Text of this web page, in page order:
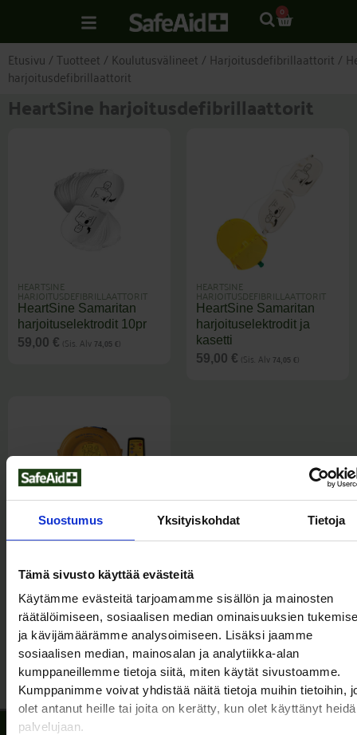
Suostumus Yksityiskohdat Tietoja
Tämä sivusto käyttää evästeitä
Käytämme evästeitä tarjoamamme sisällön ja mainosten
räätälöimiseen, sosiaalisen median ominaisuuksien
ja kävijämäärämme analysoimiseen. Lisäksi jaamme
sosiaalisen median, mainosalan ja analytiikka-alan
kumppaneillemme tietoja siitä, miten käytät sivustoamme.
Kumppanimme voivat yhdistää näitä tietoja muihin tietoihin,
olet antanut heille tai joita on kerätty, kun olet käyttänyt
palvelujaan.
0
CART
Etusivu/Tuotteet/ Koulutusvälineet/ Harjoitusdefibrillaattorit/
harjoitusdefibrillaattorit
HeartSine harjoitusdefibrillaattorit
HEARTSINE
HARJOITUSDEFIBRILLAATTORIT
HeartSine Samaritan
harjoituselektrodit 10pr
59,00 € (Sis. Alv 74,05 € )
HEARTSINE
HARJOITUSDEFIBRILLAATTORIT
HeartSine Samaritan
harjoituselektrodit ja
kasetti
59,00 € (Sis. Alv 74,05 € )
HEARTSINE SAMARITAN
DEFIBRILLAATTORIT JA
TARVIKKEET
HeartSine Samaritan
PAD 350P
harjoitusdefibrillaattori
385,00€ (Sis. Alv483,18 €